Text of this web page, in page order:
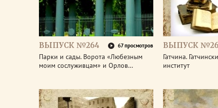
ВЫПУСК №264 67 просмотров
Парки и сады. Ворота «Любезным
моим сослуживцам» и Орлов…
ВЫПУСК
Гатчина.
институт